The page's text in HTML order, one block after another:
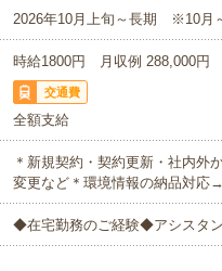
2026年10月上旬～長期 ※10月
時給1800円 月収例 288,000円
交通費
全額支給
＊新規契約・契約更新・社内外
変更など＊環境情報の納品対
◆在宅勤務のご経験◆アシスタ